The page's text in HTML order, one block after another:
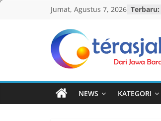
Skip
Jumat, Agustus 7, 2026 Terbaru:
Teras
Jabar
NEWS KATEGORI